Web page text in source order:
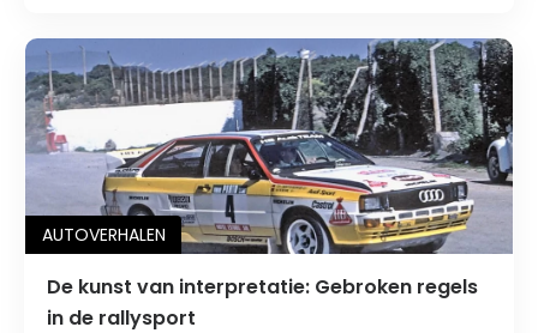
AUTOVERHALEN
De kunst van interpretatie: Gebroken regels
in de rallysport